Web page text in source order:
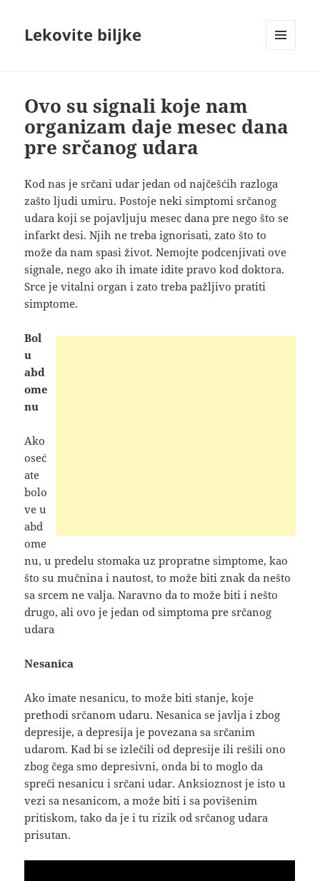
Lekovite biljke
Ovo su signali koje nam
organizam daje mesec dana
pre srčanog udara
Kod nas je srčani udar jedan od najčešćih razloga
zašto ljudi umiru. Postoje neki simptomi srčanog
udara koji se pojavljuju mesec dana pre nego što se
infarkt desi. Njih ne treba ignorisati, zato što to
može da nam spasi život. Nemojte podcenjivati ove
signale, nego ako ih imate idite pravo kod doktora.
Srce je vitalni organ i zato treba pažljivo pratiti
simptome.
Bol
u
abd
ome
nu
Ako
oseć
ate
bolo
ve u
abd
ome
nu, u predelu stomaka uz propratne simptome, kao
što su mučnina i nautost, to može biti znak da nešto
sa srcem ne valja. Naravno da to može biti i nešto
drugo, ali ovo je jedan od simptoma pre srčanog
udara
Nesanica
Ako imate nesanicu, to može biti stanje, koje
prethodi srčanom udaru. Nesanica se javlja i zbog
depresije, a depresija je povezana sa srčanim
udarom. Kad bi se izlečili od depresije ili rešili ono
zbog čega smo depresivni, onda bi to moglo da
spreči nesanicu i srčani udar. Anksioznost je isto u
vezi sa nesanicom, a može biti i sa povišenim
pritiskom, tako da je i tu rizik od srčanog udara
prisutan.